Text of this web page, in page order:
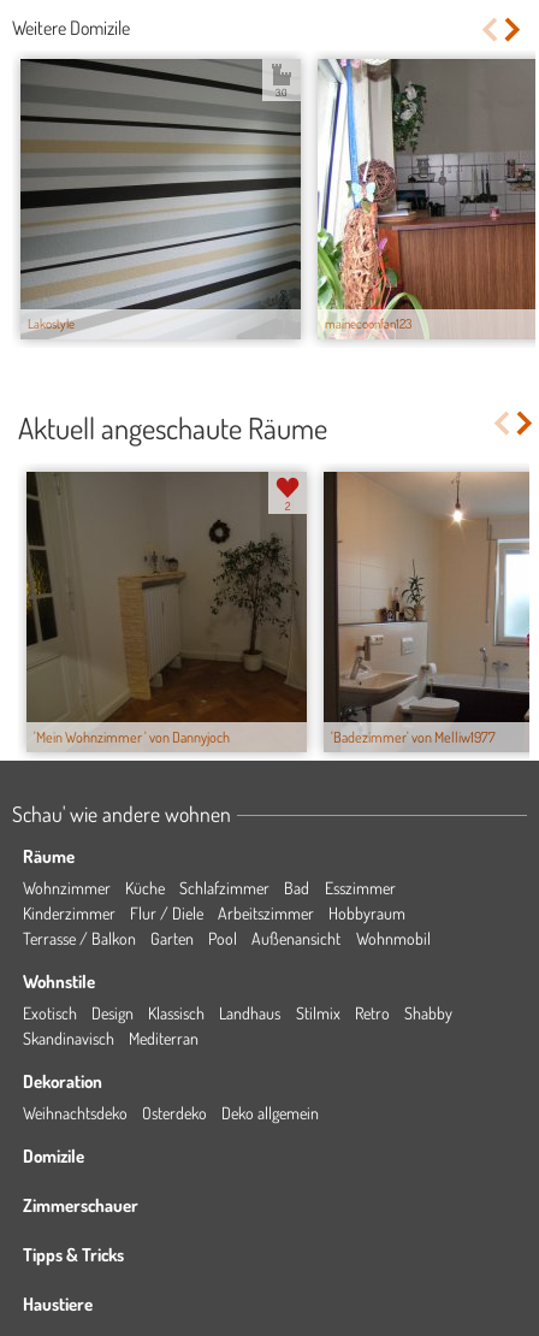
Weitere Domizile
Lakostyle
3.0
mainecoonfan123
Aktuell angeschaute Räume
'Mein Wohnzimmer ' von Dannyjoch
2
'Badezimmer' von Melliw1977
Schau' wie andere wohnen
Räume
Wohnzimmer Küche Schlafzimmer Bad
Esszimmer
Kinderzimmer
Flur / Diele Arbeitszimmer
Hobbyraum
Terrasse / Balkon
Garten Pool Außenansicht Wohnmobil
Wohnstile
Exotisch Design Klassisch Landhaus Stilmix Retro
Shabby
Skandinavisch
Mediterran
Dekoration
Weihnachtsdeko Osterdeko Deko allgemein
Domizile
Zimmerschauer
Tipps & Tricks
Haustiere